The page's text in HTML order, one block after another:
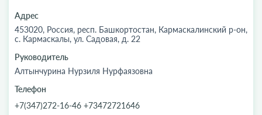
Адрес
453020, Россия, респ. Башкортостан, Кармаскалинский р-он,
с. Кармаскалы, ул. Садовая, д. 22
Руководитель
Алтынчурина Нурзиля Нурфаязовна
Телефон
+7(347)272-16-46 +73472721646